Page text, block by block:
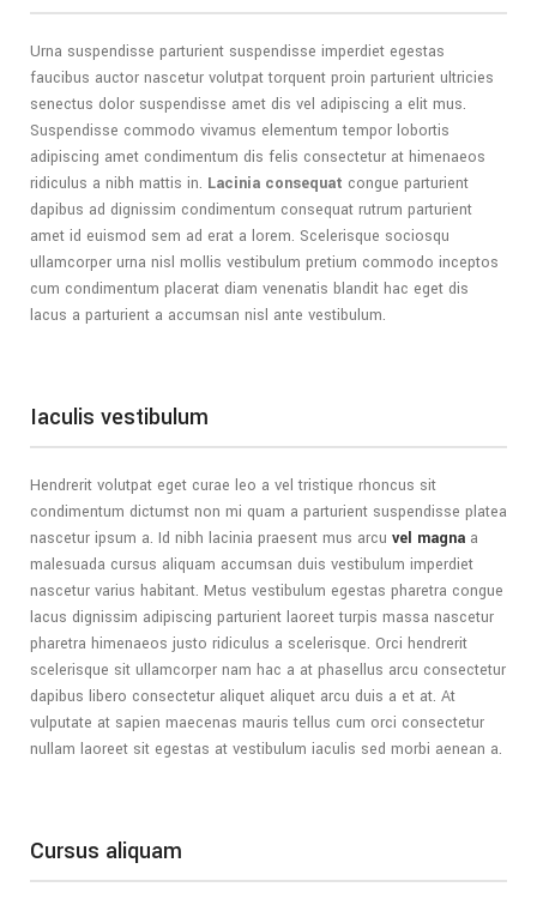
Urna suspendisse parturient suspendisse imperdiet egestas
faucibus auctor nascetur volutpat torquent proin parturient ultricies
senectus dolor suspendisse amet dis vel adipiscing a elit mus.
Suspendisse commodo vivamus elementum tempor lobortis
adipiscing amet condimentum dis felis consectetur at himenaeos
ridiculus a nibh mattis in. Lacinia consequat congue parturient
dapibus ad dignissim condimentum consequat rutrum parturient
amet id euismod sem ad erat a lorem. Scelerisque sociosqu
ullamcorper urna nisl mollis vestibulum pretium commodo inceptos
cum condimentum placerat diam venenatis blandit hac eget dis
lacus a parturient a accumsan nisl ante vestibulum.
Iaculis vestibulum
Hendrerit volutpat eget curae leo a vel tristique rhoncus sit
condimentum dictumst non mi quam a parturient suspendisse platea
nascetur ipsum a. Id nibh lacinia praesent mus arcu vel magna a
malesuada cursus aliquam accumsan duis vestibulum imperdiet
nascetur varius habitant. Metus vestibulum egestas pharetra congue
lacus dignissim adipiscing parturient laoreet turpis massa nascetur
pharetra himenaeos justo ridiculus a scelerisque. Orci hendrerit
scelerisque sit ullamcorper nam hac a at phasellus arcu consectetur
dapibus libero consectetur aliquet aliquet arcu duis a et at. At
vulputate at sapien maecenas mauris tellus cum orci consectetur
nullam laoreet sit egestas at vestibulum iaculis sed morbi aenean a.
Cursus aliquam